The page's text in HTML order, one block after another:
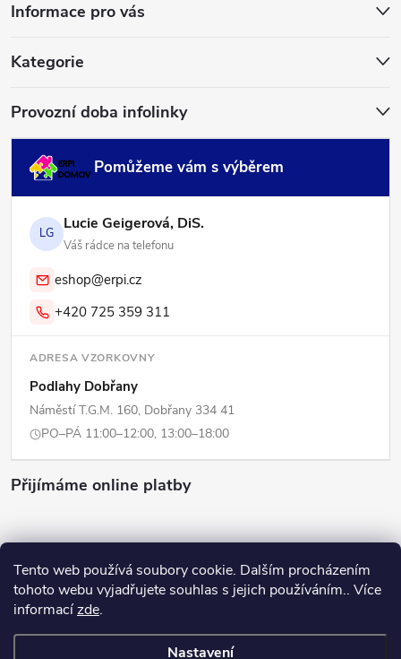
Tento web používá soubory cookie. Dalším procházením
tohoto webu vyjadřujete souhlas s jejich používáním.. Více
informacízde.
Nastavení
Informace pro vás
Kategorie
Provozní doba infolinky
Pomůžeme vám s výběrem
LG Lucie Geigerová, DiS.
Váš rádce na telefonu
eshop@erpi.cz
+420 725 359 311
ADRESA VZORKOVNY
Podlahy Dobřany
Náměstí T.G.M. 160, Dobřany 334 41
PO–PÁ 11:00–12:00, 13:00–18:00
Přijímáme online platby
Vytvořil Shoptet
Copyright 2026ERPI - Domov. Všechna práva vyhrazena.Upravit